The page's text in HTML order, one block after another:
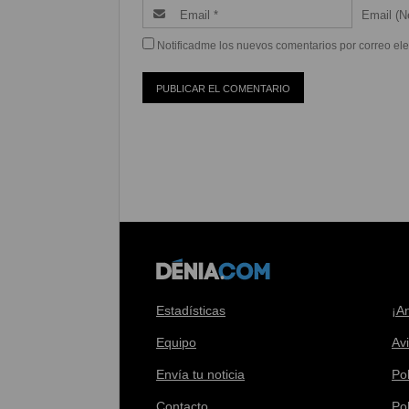
Email
Notificadme los nuevos comentarios por correo
Estadísticas
Equipo
Envía tu noticia
Contacto